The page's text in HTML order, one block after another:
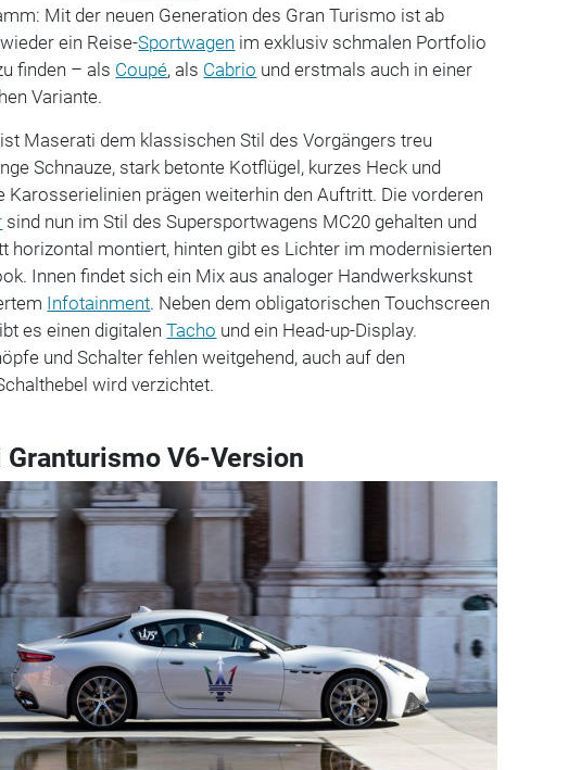
Mit der neuen Generation des Gran Turismo ist ab
ein Reise-Sportwagen im exklusiv schmalen Portfolio
finden – als Coupé, als Cabrio und erstmals auch in einer
Variante.
Maserati dem klassischen Stil des Vorgängers treu
Schnauze, stark betonte Kotflügel, kurzes Heck und
Karosserielinien prägen weiterhin den Auftritt. Die vorderen
sind nun im Stil des Supersportwagens MC20 gehalten und
horizontal montiert, hinten gibt es Lichter im modernisierten
Innen findet sich ein Mix aus analoger Handwerkskunst
Infotainment. Neben dem obligatorischen Touchscreen
es einen digitalenTacho und ein Head-up-Display.
und Schalter fehlen weitgehend, auch auf den
wird verzichtet.
Granturismo V6-Version